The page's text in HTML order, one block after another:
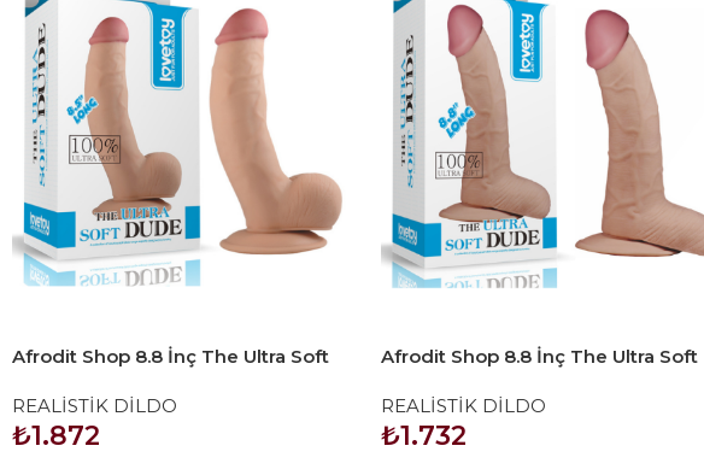
Afrodit Shop 8.8 İnç The Ultra Soft
REALİSTİK DİLDO
₺1.872
Afrodit Shop 8.8 İnç The Ultra Soft
REALİSTİK DİLDO
₺1.732